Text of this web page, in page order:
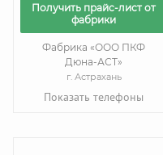
Получить прайс-лист от
фабрики
Фабрика «ООО ПКФ
Дюна-АСТ»
г. Астрахань
Показать телефоны